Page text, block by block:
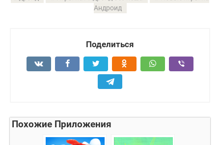
Андроид
Поделиться
Похожие Приложения